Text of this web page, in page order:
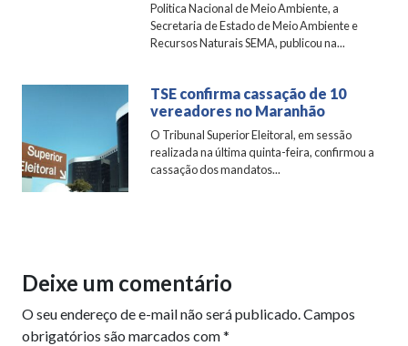
Politica Nacional de Meio Ambiente, a
Secretaria de Estado de Meio Ambiente e
Recursos Naturais SEMA, publicou na...
TSE confirma cassação de 10
vereadores no Maranhão
O Tribunal Superior Eleitoral, em sessão
realizada na última quinta-feira, confirmou a
cassação dos mandatos...
Deixe um comentário
O seu endereço de e-mail não será publicado.Campos
obrigatórios são marcados com*